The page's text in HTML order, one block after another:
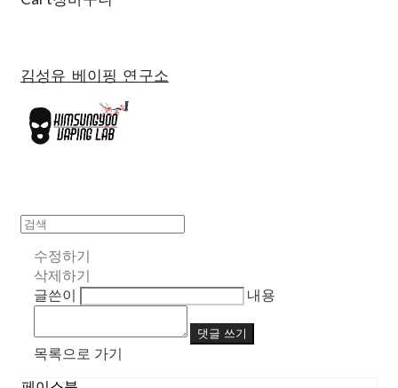
김성유 베이핑 연구소
수정하기
삭제하기
글쓴이
내용
댓글 쓰기
목록으로 가기